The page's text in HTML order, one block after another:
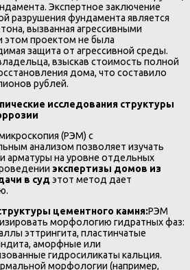
Экспертное заключение
разрушения фундамента является
вызванная агрессивными
этом проектом не была
защита от агрессивной среды.
взыскав стоимость полной
дома, что составило
рублей.
исследования структуры
(РЭМ) с
анализом позволяет изучать
арматуры на уровне отдельных
экспертизы домов из
в судэтот метод дает
цементного камня:РЭМ
морфологию гидратных фаз:
эттрингита, пластинчатые
аморфные или
гидросиликаты кальция.
морфологии (например,